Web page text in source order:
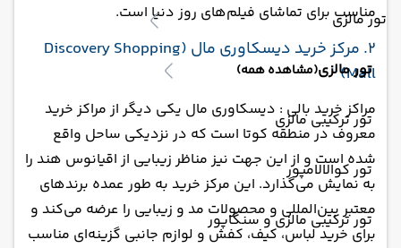
تور مالزی
تور مالزی(مشاهده همه)
تور ترکیبی مالزی
تور کوالالامپور
تور ترکیبی مالزی و سنگاپور
مناسب برای تماشای فیلم‌های روز دنیا است.
2. مرکز خرید دیسکاوری مال (Discovery Shopping
Mall)
مراکز خرید بالی : دیسکاوری مال یکی دیگر از مراکز خرید
معروف در منطقه کوتا است که در نزدیکی ساحل واقع
شده است و از این جهت نیز مناظر زیبایی از اقیانوس هند را
به نمایش می‌گذارد. این مرکز خرید به طور عمده برندهای
معتبر بین‌المللی و محصولات مد و زیبایی را عرضه می‌کند و
برای خرید لباس، کیف، کفش و لوازم جانبی گزینه‌ای مناسب